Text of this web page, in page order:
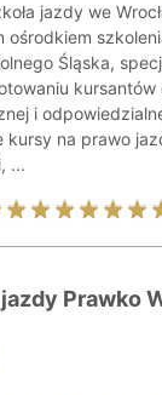
jazdy we
ośrodkiem
Śląska,
kursantów
i
kursy na prawo
...
jazdy Prawko